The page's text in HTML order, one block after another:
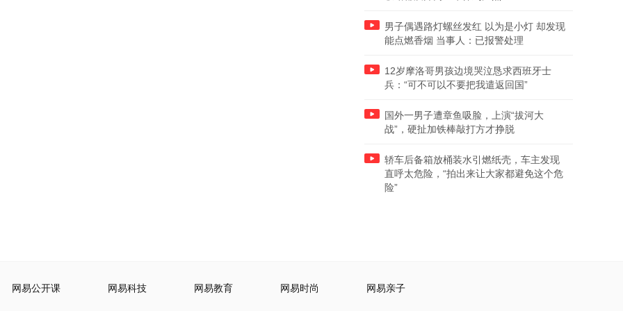
男子偶遇路灯螺丝发红 以为是小灯 却发现
能点燃香烟 当事人：已报警处理
12岁摩洛哥男孩边境哭泣恳求西班牙士
兵：“可不可以不要把我遣返回国”
国外一男子遭章鱼吸脸，上演“拔河大
战”，硬扯加铁棒敲打方才挣脱
轿车后备箱放桶装水引燃纸壳，车主发现
直呼太危险，“拍出来让大家都避免这个危
险”
网易公开课 网易科技 网易教育 网易时尚 网易亲子